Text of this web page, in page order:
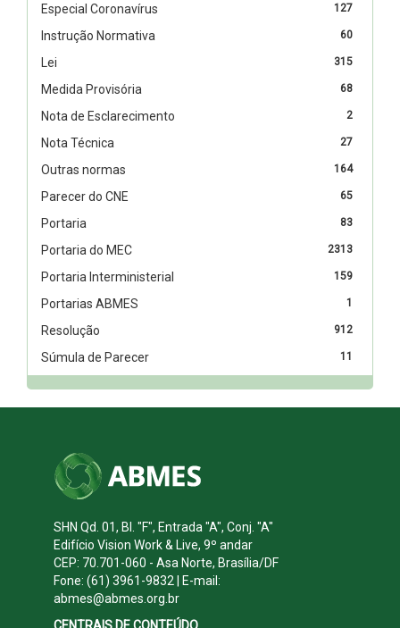
127
Especial Coronavírus
60
Instrução Normativa
315
Lei
68
Medida Provisória
2
Nota de Esclarecimento
27
Nota Técnica
164
Outras normas
65
Parecer do CNE
83
Portaria
2313
Portaria do MEC
159
Portaria Interministerial
1
Portarias ABMES
912
Resolução
11
Súmula de Parecer
SHN Qd. 01, Bl. "F", Entrada "A", Conj. "A"
Edifício Vision Work & Live, 9º andar
CEP: 70.701-060 - Asa Norte, Brasília/DF
Fone: (61) 3961-9832 | E-mail:
abmes@abmes.org.br
CENTRAIS DE CONTEÚDO